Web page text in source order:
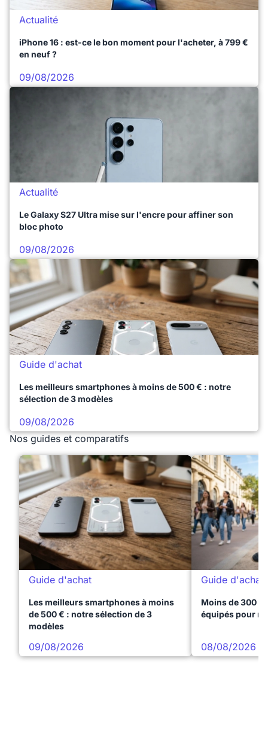
Actualité
iPhone 16 : est-ce le bon moment pour l'acheter, à 799 €
en neuf ?
09/08/2026
Actualité
Le Galaxy S27 Ultra mise sur l'encre pour affiner son
bloc photo
09/08/2026
Guide d'achat
Les meilleurs smartphones à moins de 500 € : notre
sélection de 3 modèles
09/08/2026
Nos guides et comparatifs
Guide d'achat
Les meilleurs smartphones à moins
de 500 € : notre sélection de 3
modèles
09/08/2026
Guide d'achat
Moins de 300 €
équipés pour
08/08/2026